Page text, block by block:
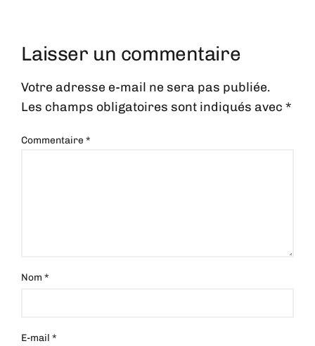
Laisser un commentaire
Votre adresse e-mail ne sera pas publiée.
Les champs obligatoires sont indiqués avec*
Commentaire*
Nom*
E-mail*